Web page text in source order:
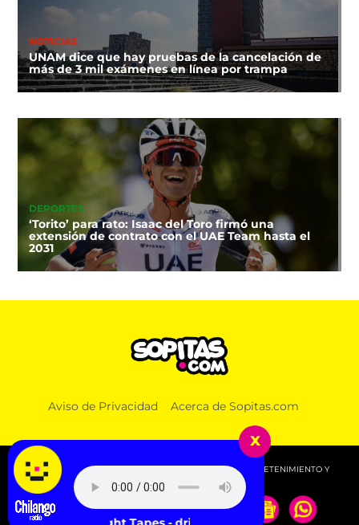
NOTICIAS
UNAM dice que hay pruebas de la cancelación de
más de 3 mil exámenes en línea por trampa
DEPORTES
‘Torito’ para rato: Isaac del Toro firmó una
extensión de contrato con el UAE Team hasta el
2031
Aviso de Privacidad Acerca de Sopitas.com
© 2026 SOPITAS.COM - MÚSICA, NOTICIAS, DEPORTES, ENTRETENIMIENTO Y
MÁS!.
x